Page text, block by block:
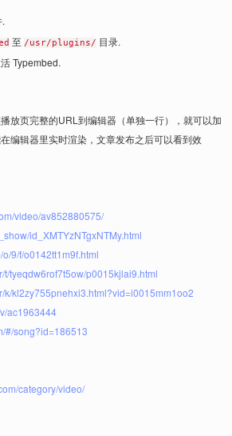
至 /usr/plugins/ 目录.
Typembed.
放页完整的URL到编辑器（单独一行），就可以加
编辑器里实时渲染，文章发布之后可以看到效
video/av852880575/
id_XMTYzNTgxNTMy.html
9/f/o0142tt1m9f.html
t/tyeqdw6rof7t5ow/p0015kjlai9.html
k/kl2zy755pnehxi3.html?vid=i0015mm1oo2
ac1963444
#/song?id=186513
category/video/